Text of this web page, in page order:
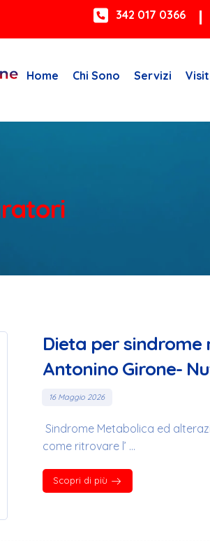
342 017 0366
Home Chi Sono Servizi
Dieta per sindrome
Antonino Girone-
16 Maggio 2026
Sindrome Metabolica ed
come ritrovare l’ ...
Scopri di più